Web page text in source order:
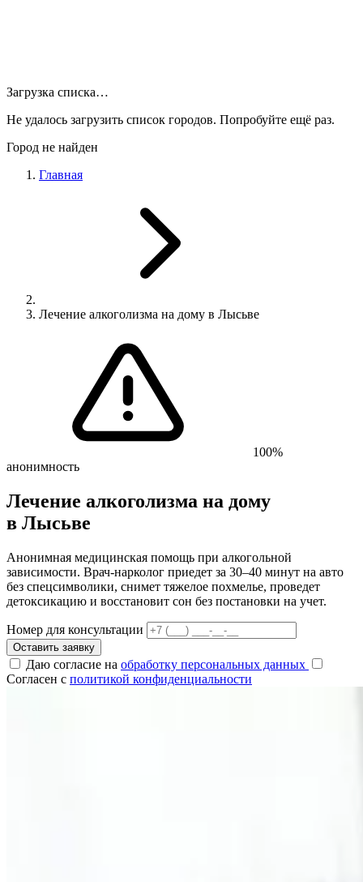
Загрузка списка…
Не удалось загрузить список городов. Попробуйте ещё раз.
Город не найден
Главная
Лечение алкоголизма на дому в Лысьве
100%
анонимность
Лечение алкоголизма на дому
в Лысьве
Анонимная медицинская помощь при алкогольной
зависимости. Врач-нарколог приедет за 30–40 минут на авто
без спецсимволики, снимет тяжелое похмелье, проведет
детоксикацию и восстановит сон без постановки на учет.
Номер для консультации
Оставить заявку
Даю согласие на обработку персональных данных
Согласен с политикой конфиденциальности